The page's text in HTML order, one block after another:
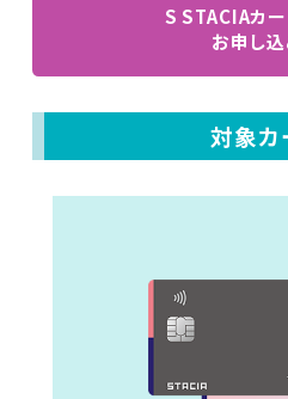
S STACIAカー
お申し
対象カ